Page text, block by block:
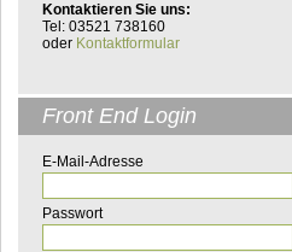
Kontaktieren Sie uns:
Tel: 03521 738160
oder Kontaktformular
Front End Login
E-Mail-Adresse
Passwort